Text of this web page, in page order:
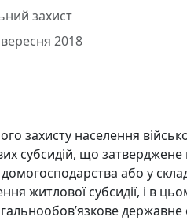
захист
2018
захисту населення
субсидій, що затверджене
або у
житлової субсидії, і в